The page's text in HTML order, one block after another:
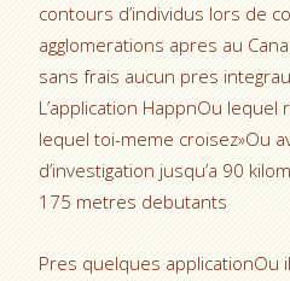
contours d’individus lors de
agglomerations apres au
sans frais aucun pres
L’application HappnOu
lequel toi-meme croisez»Ou
d’investigation jusqu’a 90
175 metres debutants
Pres quelques applicationOu il